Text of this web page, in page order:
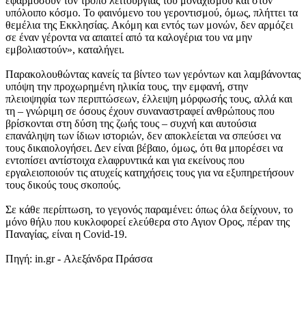
υπόλοιπο κόσμο. Το φαινόμενο του γεροντισμού, όμως, πλήττει τα
θεμέλια της Εκκλησίας. Ακόμη και εντός των μονών, δεν αρμόζει
σε έναν γέροντα να απαιτεί από τα καλογέρια του να μην
εμβολιαστούν», καταλήγει.
Παρακολουθώντας κανείς τα βίντεο των γερόντων και λαμβάνοντας
υπόψη την προχωρημένη ηλικία τους, την εμφανή, στην
πλειοψηφία των περιπτώσεων, έλλειψη μόρφωσής τους, αλλά και
τη – γνώριμη σε όσους έχουν συναναστραφεί ανθρώπους που
βρίσκονται στη δύση της ζωής τους – συχνή και αυτούσια
επανάληψη των ίδιων ιστοριών, δεν αποκλείεται να σπεύσει να
τους δικαιολογήσει. Δεν είναι βέβαιο, όμως, ότι θα μπορέσει να
εντοπίσει αντίστοιχα ελαφρυντικά και για εκείνους που
εργαλειοποιούν τις ατυχείς κατηχήσεις τους για να εξυπηρετήσουν
τους δικούς τους σκοπούς.
Σε κάθε περίπτωση, το γεγονός παραμένει: όπως όλα δείχνουν, το
μόνο θήλυ που κυκλοφορεί ελεύθερα στο Αγιον Ορος, πέραν της
Παναγίας, είναι η Covid-19.
Πηγή: in.gr - Αλεξάνδρα Πράσσα